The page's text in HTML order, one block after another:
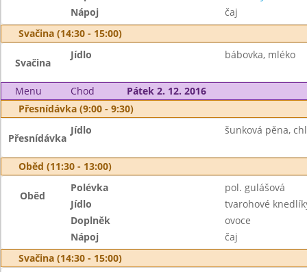
Nápoj
čaj
Svačina (14:30 - 15:00)
Svačina
Jídlo bábovka, mléko
Menu Chod
Pátek 2. 12. 2016
Přesnídávka (9:00 - 9:30)
Přesnídávka
Jídlo šunková pěna,
Oběd (11:30 - 13:00)
Oběd
Polévka
pol. gulášová
Jídlo
tvarohové
Doplněk
ovoce
Nápoj
čaj
Svačina (14:30 - 15:00)